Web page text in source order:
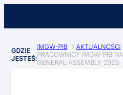
GDZIE
JESTEŚ:
IMGW-PIB
AKTUALNOŚCI
PRACOWNICY IMGW-PIB
GENERAL ASSEMBLY 2026